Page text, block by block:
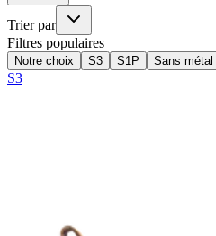
Trier par
Filtres populaires
Notre choix S3 S1P Sans métal
S3